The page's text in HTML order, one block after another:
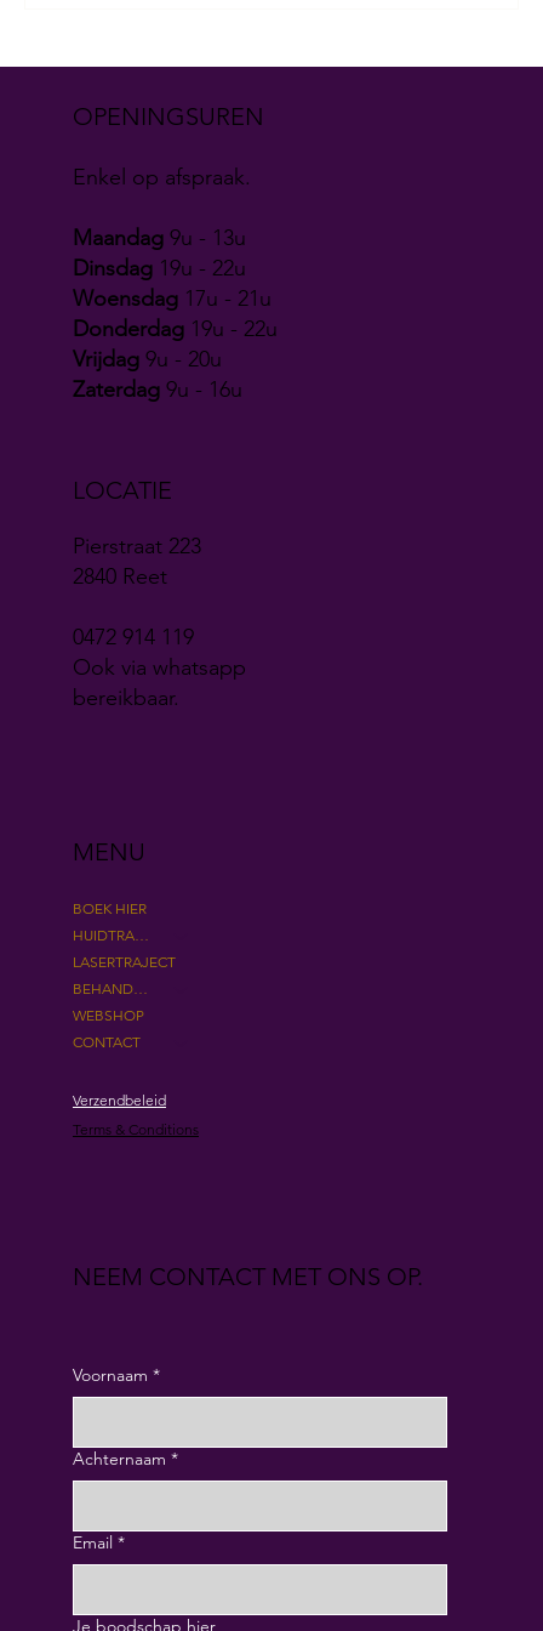
MENU
BOEK HIER
HUIDTRAJECTEN
LASERTRAJECT
BEHANDELINGEN
WEBSHOP
CONTACT
Verzendbeleid
Terms & Conditions
LOCATIE
Pierstraat 223
2840 Reet
0472 914 119
Ook via whatsapp
bereikbaar.
OPENINGSUREN
Enkel op afspraak.
Maandag 9u - 13u
Dinsdag 19u - 22u
Woensdag 17u - 21u
Donderdag 19u - 22u
Vrijdag 9u - 20u
Zaterdag 9u - 16u
NEEM CONTACT MET ONS OP.
Voornaam *
Achternaam *
Email *